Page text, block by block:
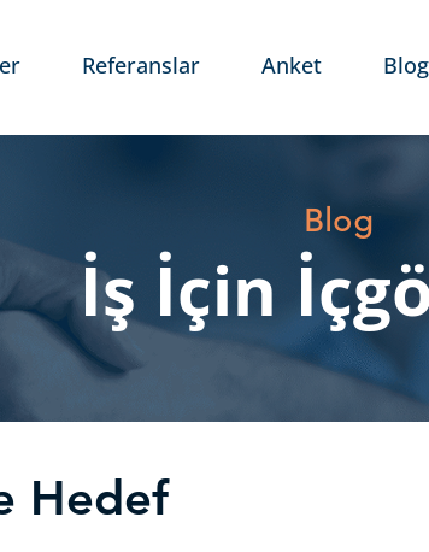
Referanslar Anket Blog
Hedef
Blog
İş İçin